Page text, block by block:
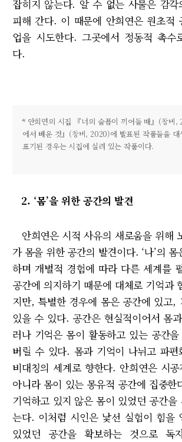
잡히지 않는다. 알 수 없는 사물은 감
피해 간다. 이 때문에 안희연은 원초적
업을 시도한다. 그곳에서 정동적 촉수
다.
*안희연의 시집 『너의 슬픔이 끼어들 때』(창비,
에서 배운 것』(창비, 2020)에 발표된 작품들을 대
표기된 경우는 시집에 실려 있는 작품이다.
2. ‘몸’을 위한 공간의 발견
안희연은 시적 사유의 새로움을 위해
가 몸을 위한 공간의 발견이다. ‘나’의
하며 개별적 경험에 따라 다른 세계를
공간에 의지하기 때문에 대체로 기억과
지만, 특별한 경우에 몸은 공간에 있고,
있을 수 있다. 공간은 현실적이어서 몸
러나 기억은 몸이 활동하고 있는 공간
버릴 수 있다. 몸과 기억이 나뉘고 파
비대칭의 세계로 향한다. 안희연은 시
아니라 몸이 있는 몽유적 공간에 집중한
기억하고 있지 않은 몸이 있었던 공간을
는다. 이처럼 시인은 낯선 실험이 힘을
있었던 공간을 확보하는 것으로 독